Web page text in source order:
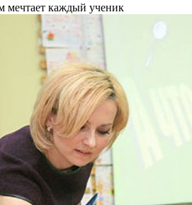
мечтает каждый ученик